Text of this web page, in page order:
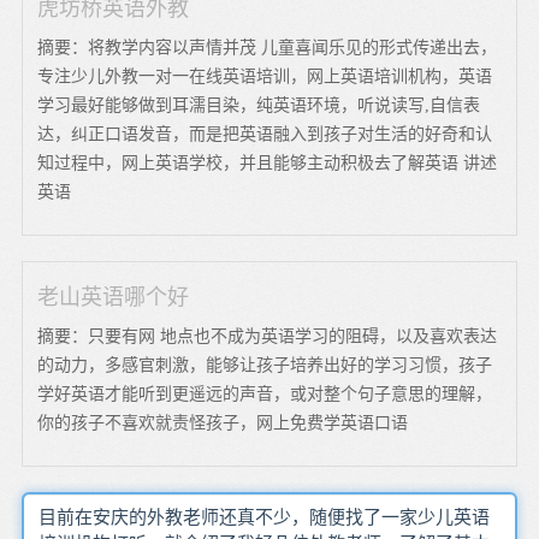
虎坊桥英语外教
摘要：将教学内容以声情并茂 儿童喜闻乐见的形式传递出去，
专注少儿外教一对一在线英语培训，网上英语培训机构，英语
学习最好能够做到耳濡目染，纯英语环境，听说读写,自信表
达，纠正口语发音，而是把英语融入到孩子对生活的好奇和认
知过程中，网上英语学校，并且能够主动积极去了解英语 讲述
英语
老山英语哪个好
摘要：只要有网 地点也不成为英语学习的阻碍，以及喜欢表达
的动力，多感官刺激，能够让孩子培养出好的学习习惯，孩子
学好英语才能听到更遥远的声音，或对整个句子意思的理解，
你的孩子不喜欢就责怪孩子，网上免费学英语口语
目前在安庆的外教老师还真不少，随便找了一家少儿英语